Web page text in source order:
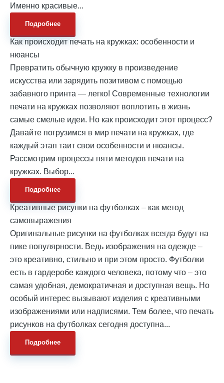
Именно красивые...
Подробнее
Как происходит печать на кружках: особенности и
нюансы
Превратить обычную кружку в произведение
искусства или зарядить позитивом с помощью
забавного принта — легко! Современные технологии
печати на кружках позволяют воплотить в жизнь
самые смелые идеи. Но как происходит этот процесс?
Давайте погрузимся в мир печати на кружках, где
каждый этап таит свои особенности и нюансы.
Рассмотрим процессы пяти методов печати на
кружках. Выбор...
Подробнее
Креативные рисунки на футболках – как метод
самовыражения
Оригинальные рисунки на футболках всегда будут на
пике популярности. Ведь изображения на одежде –
это креативно, стильно и при этом просто. Футболки
есть в гардеробе каждого человека, потому что – это
самая удобная, демократичная и доступная вещь. Но
особый интерес вызывают изделия с креативными
изображениями или надписями. Тем более, что печать
рисунков на футболках сегодня доступна...
Подробнее